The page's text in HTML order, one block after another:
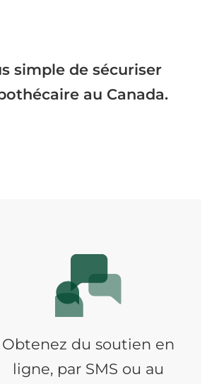
simple de sécuriser
au Canada.
Obtenez du soutien en
ligne, par SMS ou au